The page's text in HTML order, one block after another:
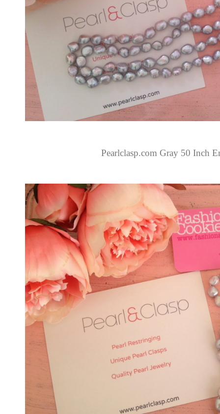
Pearlclasp.com Gray 50 Inch